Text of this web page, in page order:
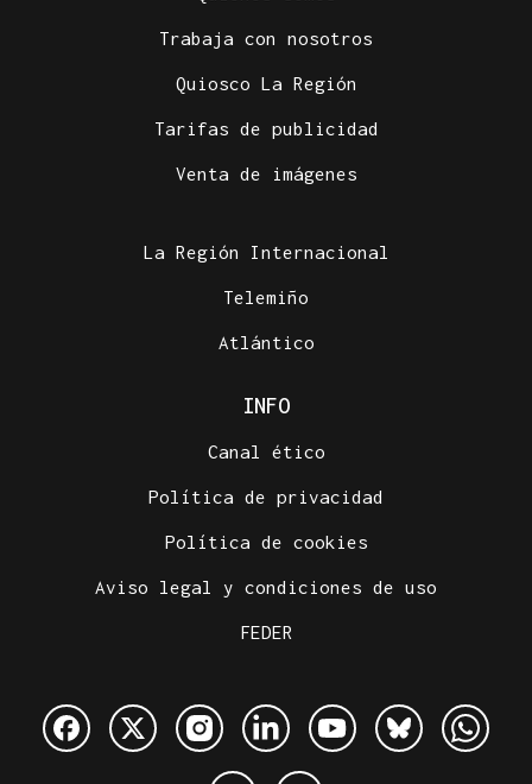
Trabaja con nosotros
Quiosco La Región
Tarifas de publicidad
Venta de imágenes
La Región Internacional
Telemiño
Atlántico
INFO
Canal ético
Política de privacidad
Política de cookies
Aviso legal y condiciones de uso
FEDER